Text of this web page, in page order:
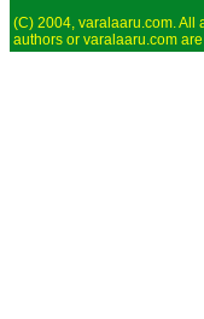
(C) 2004, varalaaru.com. All
authors or varalaaru.com